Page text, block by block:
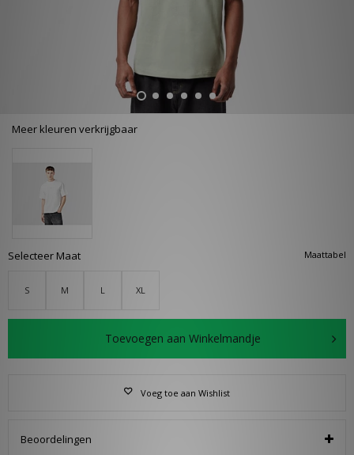
Meer kleuren verkrijgbaar
Maattabel
Selecteer Maat
S M L XL
Toevoegen aan Winkelmandje
Voeg toe aan Wishlist
Beoordelingen